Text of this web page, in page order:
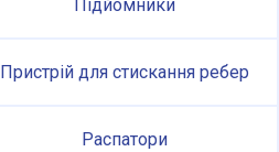
Підйомники
Пристрій для стискання ребер
Распатори